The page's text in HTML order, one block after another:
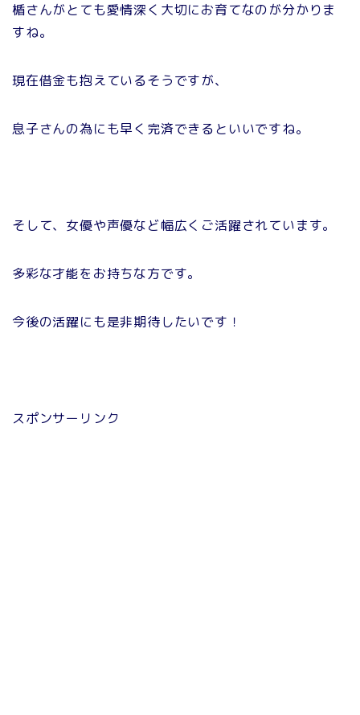
楯さんがとても愛情深く大切にお育てなのが分かりま
すね。
現在借金も抱えているそうですが、
息子さんの為にも早く完済できるといいですね。
そして、女優や声優など幅広くご活躍されています。
多彩な才能をお持ちな方です。
今後の活躍にも是非期待したいです！
スポンサーリンク